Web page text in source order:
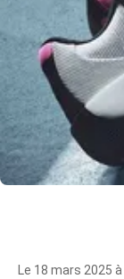
Le 18 mars 2025 à